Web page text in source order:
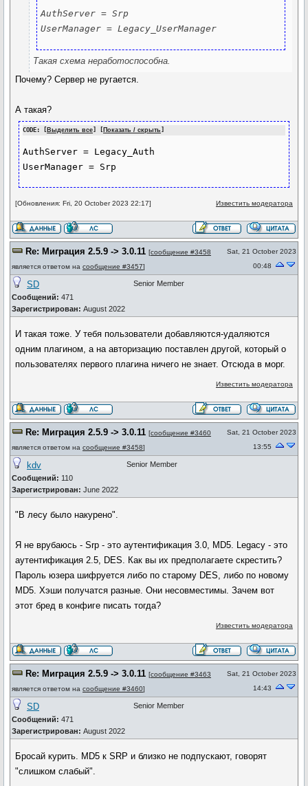
AuthServer = Srp
UserManager = Legacy_UserManager
Такая схема неработоспособна.
Почему? Сервер не ругается.
А такая?
CODE: [ Выделить все Показать / скрыть
AuthServer = Legacy_Auth
[Обновления: Fri, 20 October 2023 22:17] Известить модератора
Re: Миграция 2.5.9 -> 3.0.11 [сообщение #3458
является ответом на сообщение #3457]
Sat, 21 October 2023
00:48
SD
Сообщений: 471
Зарегистрирован: August 2022
Senior Member
И такая тоже. У тебя пользователи добавляются-удаляются
одним плагином, а на авторизацию поставлен другой, который о
пользователях первого плагина ничего не знает. Отсюда в морг.
Известить модератора
Re: Миграция 2.5.9 -> 3.0.11 [сообщение #3460
является ответом на сообщение #3458]
Sat, 21 October 2023
13:55
kdv
Сообщений: 110
Зарегистрирован: June 2022
Senior Member
"В лесу было накурено".
Я не врубаюсь - Srp - это аутентификация 3.0, MD5. Legacy - это
аутентификация 2.5, DES. Как вы их предполагаете скрестить?
Пароль юзера шифруется либо по старому DES, либо по новому
MD5. Хэши получатся разные. Они несовместимы. Зачем вот
этот бред в конфиге писать тогда?
Известить модератора
Re: Миграция 2.5.9 -> 3.0.11 [сообщение #3463
является ответом на сообщение #3460]
Sat, 21 October 2023
14:43
SD
Сообщений: 471
Зарегистрирован: August 2022
Senior Member
Бросай курить. MD5 к SRP и близко не подпускают, говорят
"слишком слабый".